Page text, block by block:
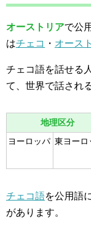
オーストリアで公
はチェコ ・ オース
チェコ語を話せる
て、世界で話され
地理区分
ヨーロッパ 東ヨーロ
チェコ語を公用語
があります。